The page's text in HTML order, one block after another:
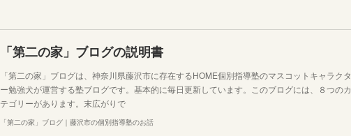
「第二の家」ブログの説明書
「第二の家」ブログは、神奈川県藤沢市に存在するHOME個別指導塾のマスコットキャラクタ
ー勉強犬が運営する塾ブログです。基本的に毎日更新しています。このブログには、８つのカ
テゴリーがあります。末広がりで
「第二の家」ブログ｜藤沢市の個別指導塾のお話